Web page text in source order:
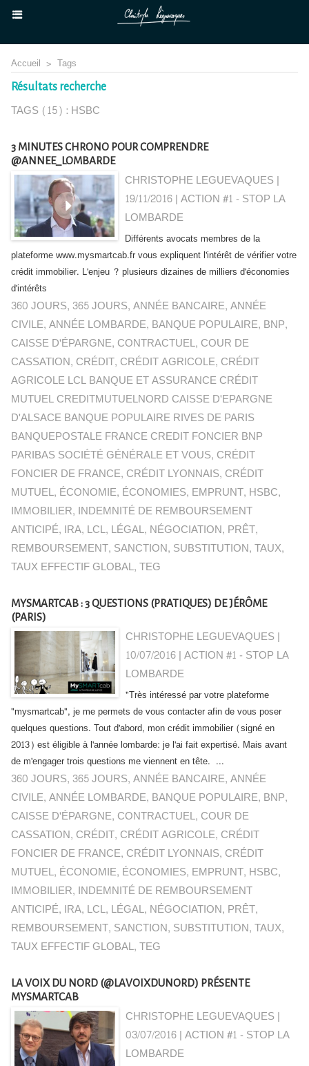
Accueil > Tags
Résultats recherche
TAGS (15) : HSBC
3 MINUTES CHRONO POUR COMPRENDRE
@ANNEE_LOMBARDE
CHRISTOPHE LEGUEVAQUES |
19/11/2016|ACTION #1 - STOP LA
LOMBARDE
Différents avocats membres de la
plateforme www.mysmartcab.fr vous expliquent l'intérêt de vérifier votre
crédit immobilier. L'enjeu ? plusieurs dizaines de milliers d'économies
d'intérêts
360 JOURS, 365 JOURS,ANNÉE BANCAIRE,ANNÉE
CIVILE,ANNÉE LOMBARDE, BANQUE POPULAIRE, BNP,
CAISSE D'ÉPARGNE, CONTRACTUEL, COUR DE
CASSATION, CRÉDIT, CRÉDIT AGRICOLE, CRÉDIT
AGRICOLE LCL BANQUE ET ASSURANCE CRÉDIT
MUTUEL CREDITMUTUELNORD CAISSE D'EPARGNE
D'ALSACE BANQUE POPULAIRE RIVES DE PARIS
BANQUEPOSTALE FRANCE CREDIT FONCIER BNP
PARIBAS SOCIÉTÉ GÉNÉRALE ET VOUS, CRÉDIT
FONCIER DE FRANCE, CRÉDIT LYONNAIS, CRÉDIT
MUTUEL, ÉCONOMIE, ÉCONOMIES, EMPRUNT, HSBC,
IMMOBILIER, INDEMNITÉ DE REMBOURSEMENT
ANTICIPÉ, IRA, LCL, LÉGAL, NÉGOCIATION, PRÊT,
REMBOURSEMENT, SANCTION, SUBSTITUTION,TAUX,
TAUX EFFECTIF GLOBAL,TEG
MYSMARTCAB : 3 QUESTIONS (PRATIQUES) DE JÉRÔME
(PARIS)
CHRISTOPHE LEGUEVAQUES |
10/07/2016|ACTION #1 - STOP LA
LOMBARDE
"Très intéressé par votre plateforme
"mysmartcab", je me permets de vous contacter afin de vous poser
quelques questions. Tout d'abord, mon crédit immobilier (signé en
2013) est éligible à l'année lombarde: je l'ai fait expertisé. Mais avant
de m'engager trois questions me viennent en tête. ...
360 JOURS, 365 JOURS,ANNÉE BANCAIRE,ANNÉE
CIVILE,ANNÉE LOMBARDE, BANQUE POPULAIRE, BNP,
CAISSE D'ÉPARGNE, CONTRACTUEL, COUR DE
CASSATION, CRÉDIT, CRÉDIT AGRICOLE, CRÉDIT
FONCIER DE FRANCE, CRÉDIT LYONNAIS, CRÉDIT
MUTUEL, ÉCONOMIE, ÉCONOMIES, EMPRUNT, HSBC,
IMMOBILIER, INDEMNITÉ DE REMBOURSEMENT
ANTICIPÉ, IRA, LCL, LÉGAL, NÉGOCIATION, PRÊT,
REMBOURSEMENT, SANCTION, SUBSTITUTION,TAUX,
TAUX EFFECTIF GLOBAL,TEG
LA VOIX DU NORD (@LAVOIXDUNORD) PRÉSENTE
MYSMARTCAB
CHRISTOPHE LEGUEVAQUES |
03/07/2016|ACTION #1 - STOP LA
LOMBARDE